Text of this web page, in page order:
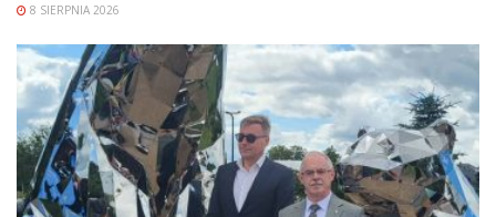
8 SIERPNIA 2026